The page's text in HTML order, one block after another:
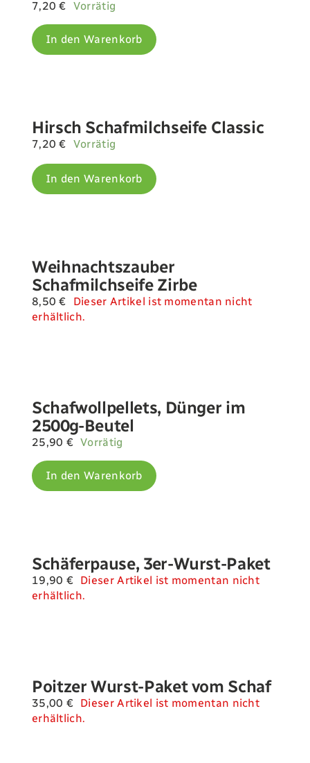
7,20€ Vorrätig
In den Warenkorb
Hirsch Schafmilchseife Classic
7,20€ Vorrätig
In den Warenkorb
Weihnachtszauber
Schafmilchseife Zirbe
8,50€
Dieser Artikel ist momentan nicht
erhältlich.
Schafwollpellets, Dünger im
2500g-Beutel
25,90 € Vorrätig
In den Warenkorb
Schäferpause, 3er-Wurst-Paket
19,90 € Dieser Artikel ist momentan nicht
erhältlich.
Poitzer Wurst-Paket vom Schaf
35,00 € Dieser Artikel ist momentan nicht
erhältlich.